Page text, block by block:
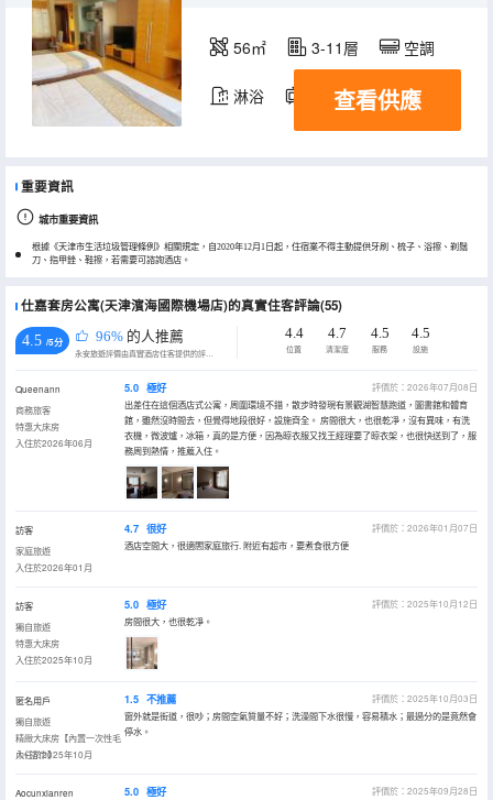
56㎡ 3-11層 空調
淋浴 電視機 冰箱
查看供應
重要資訊
城市重要資訊
根據《天津市生活垃圾管理條例》相關規定，自2020年12月1日起，住宿業不得主動提供牙刷、梳子、浴擦、剃鬚
刀、指甲銼、鞋擦，若需要可諮詢酒店。
仕嘉套房公寓(天津濱海國際機場店)的真實住客評論(55)
4.5 /5分 96% 的人推薦
永安旅遊評價由真實酒店住客提供的評價。
4.4
位置
4.7
清潔度
4.5
服務
4.5
設施
Queenann
商務旅客
特惠大床房
入住於2026年06月
5.0 極好
評價於：2026年07月08日
出差住在這個酒店式公寓，周圍環境不錯，散步時發現有景觀湖智慧跑道，圖書館和體育
館，雖然沒時間去，但覺得地段很好，設施齊全。 房間很大，也很乾凈，沒有異味，有洗
衣機，微波爐，冰箱，真的是方便，因為晾衣服又找王經理要了晾衣架，也很快送到了，服
務周到熱情，推薦入住。
訪客
家庭旅遊
入住於2026年01月
4.7 很好
評價於：2026年01月07日
酒店空間大，很適閤家庭旅行. 附近有超市，要煮食很方便
訪客
獨自旅遊
特惠大床房
入住於2025年10月
5.0 極好
評價於：2025年10月12日
房間很大，也很乾凈。
匿名用戶
獨自旅遊
精緻大床房【內置一次性毛
巾+浴巾】
入住於2025年10月
1.5 不推薦
評價於：2025年10月03日
窗外就是街道，很吵；房間空氣質量不好；洗澡間下水很慢，容易積水；最過分的是竟然會
停水。
Aocunxianren
5.0 極好
評價於：2025年09月28日